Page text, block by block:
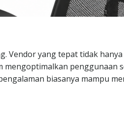
Vendor yang tepat tidak
mengoptimalkan penggunaan
biasanya mampu